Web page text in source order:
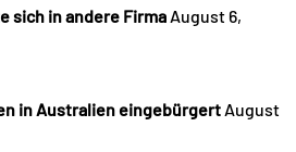
sich in andere Firma August 6,
in Australien eingebürgert August